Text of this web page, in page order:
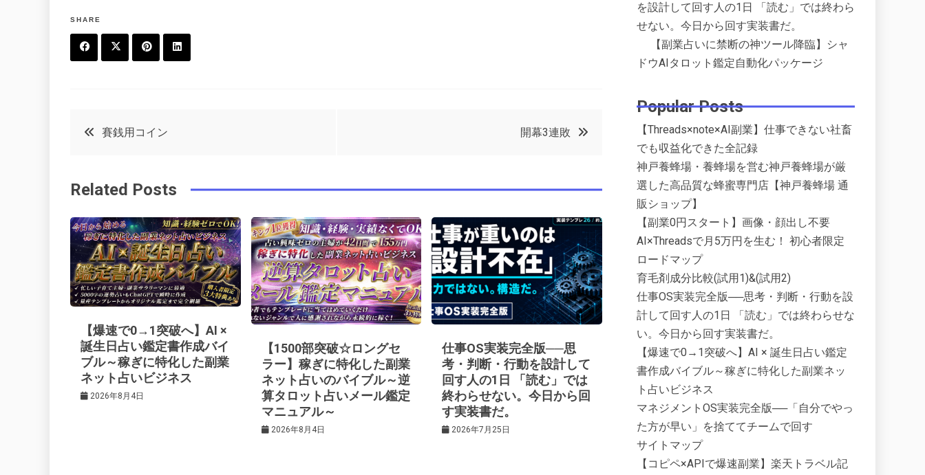
SHARE
o
k
t
r
e
e
t
in
投
ナ
ビ
ゲ
ー
シ
ョ
賽銭用コイン 開幕3連敗
Related Posts
【爆速で0→1突破へ】AI ×
誕生日占い鑑定書作成バイ
ブル～稼ぎに特化した副業
ネット占いビジネス
2026年8月4日
【1500部突破☆ロングセ
ラー】稼ぎに特化した副業
ネット占いのバイブル～逆
算タロット占いメール鑑定
マニュアル～
2026年8月4日
仕事OS実装完全版──思
考・判断・行動を設計して
回す人の1日 「読む」では
終わらせない。今日から回
す実装書だ。
2026年7月25日
を設計して回す人の1日 「読む」では終わら
せない。今日から回す実装書だ。
【副業占いに禁断の神ツール降臨】シャ
ドウAIタロット鑑定自動化パッケージ
Popular Posts
【Threads×note×AI副業】仕事できない社畜
でも収益化できた全記録
神戸養蜂場・養蜂場を営む神戸養蜂場が厳
選した高品質な蜂蜜専門店【神戸養蜂場 通
販ショップ】
【副業0円スタート】画像・顔出し不要
AI×Threadsで月5万円を生む！ 初心者限定
ロードマップ
育毛剤成分比較(試用1)&(試用2)
仕事OS実装完全版──思考・判断・行動を設
計して回す人の1日 「読む」では終わらせな
い。今日から回す実装書だ。
【爆速で0→1突破へ】AI × 誕生日占い鑑定
書作成バイブル～稼ぎに特化した副業ネッ
ト占いビジネス
マネジメントOS実装完全版──「自分でやっ
た方が早い」を捨ててチームで回す
サイトマップ
【コピペ×APIで爆速副業】楽天トラベル記